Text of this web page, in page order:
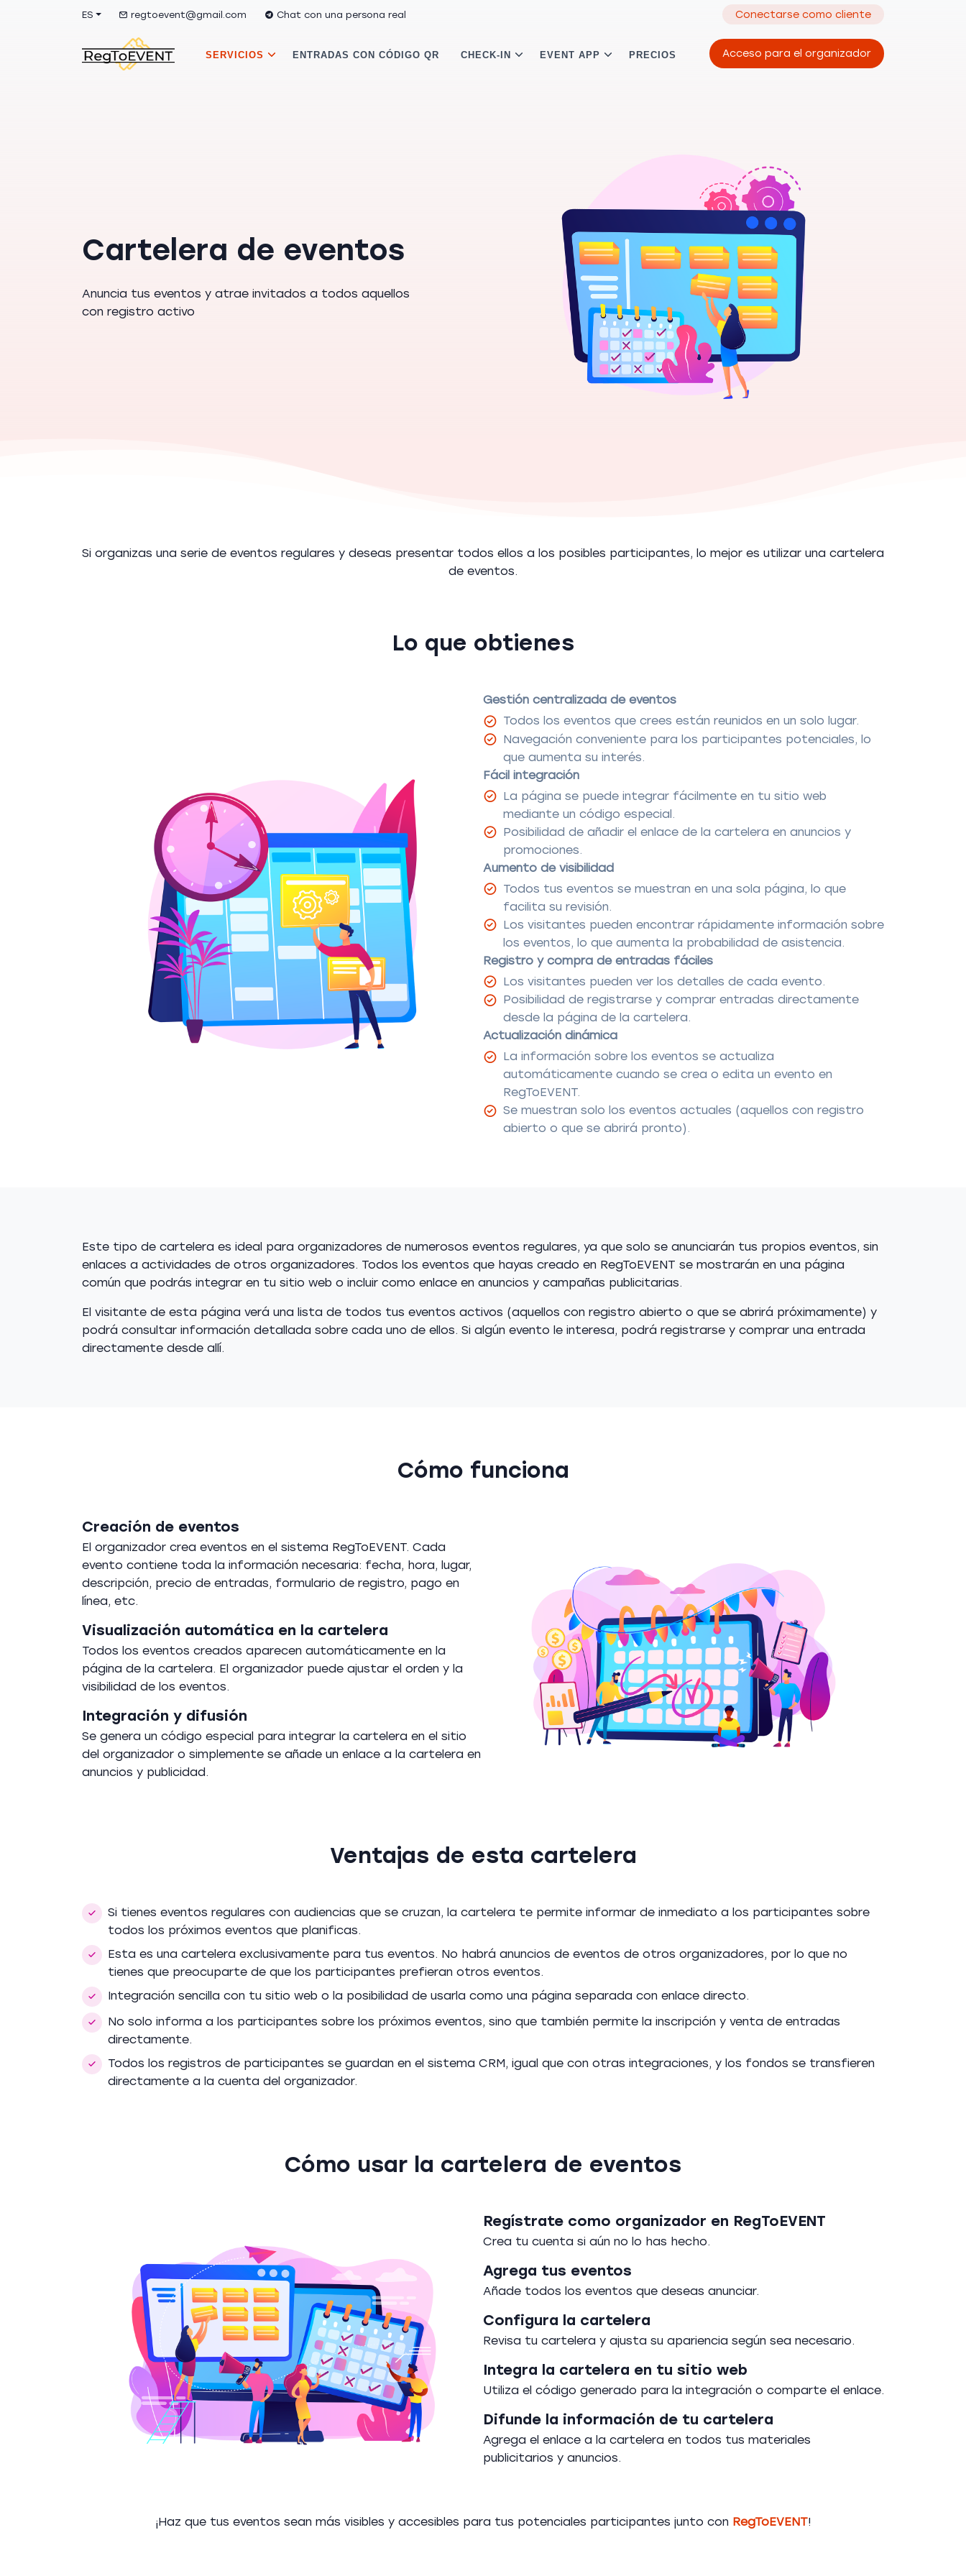
ES regtoevent@gmail.com Chat con una persona real Conectarse como cliente
Acceso para el organizador
SERVICIOS ENTRADAS CON CÓDIGO QR CHECK-IN EVENT APP PRECIOS
Cartelera de eventos
Anuncia tus eventos y atrae invitados a todos aquellos
con registro activo
Si organizas una serie de eventos regulares y deseas presentar todos ellos a los posibles participantes, lo mejor es utilizar una cartelera
de eventos.
Lo que obtienes
Gestión centralizada de eventos
Todos los eventos que crees están reunidos en un solo lugar.
Navegación conveniente para los participantes potenciales, lo
que aumenta su interés.
Fácil integración
La página se puede integrar fácilmente en tu sitio web
mediante un código especial.
Posibilidad de añadir el enlace de la cartelera en anuncios y
promociones.
Aumento de visibilidad
Todos tus eventos se muestran en una sola página, lo que
facilita su revisión.
Los visitantes pueden encontrar rápidamente información sobre
los eventos, lo que aumenta la probabilidad de asistencia.
Registro y compra de entradas fáciles
Los visitantes pueden ver los detalles de cada evento.
Posibilidad de registrarse y comprar entradas directamente
desde la página de la cartelera.
Actualización dinámica
La información sobre los eventos se actualiza
automáticamente cuando se crea o edita un evento en
RegToEVENT.
Se muestran solo los eventos actuales (aquellos con registro
abierto o que se abrirá pronto).
Este tipo de cartelera es ideal para organizadores de numerosos eventos regulares, ya que solo se anunciarán tus propios eventos, sin
enlaces a actividades de otros organizadores. Todos los eventos que hayas creado en RegToEVENT se mostrarán en una página
común que podrás integrar en tu sitio web o incluir como enlace en anuncios y campañas publicitarias.
El visitante de esta página verá una lista de todos tus eventos activos (aquellos con registro abierto o que se abrirá próximamente) y
podrá consultar información detallada sobre cada uno de ellos. Si algún evento le interesa, podrá registrarse y comprar una entrada
directamente desde allí.
Cómo funciona
Creación de eventos
El organizador crea eventos en el sistema RegToEVENT. Cada
evento contiene toda la información necesaria: fecha, hora, lugar,
descripción, precio de entradas, formulario de registro, pago en
línea, etc.
Visualización automática en la cartelera
Todos los eventos creados aparecen automáticamente en la
página de la cartelera. El organizador puede ajustar el orden y la
visibilidad de los eventos.
Integración y difusión
Se genera un código especial para integrar la cartelera en el sitio
del organizador o simplemente se añade un enlace a la cartelera en
anuncios y publicidad.
Ventajas de esta cartelera
Si tienes eventos regulares con audiencias que se cruzan, la cartelera te permite informar de inmediato a los participantes sobre
todos los próximos eventos que planificas.
Esta es una cartelera exclusivamente para tus eventos. No habrá anuncios de eventos de otros organizadores, por lo que no
tienes que preocuparte de que los participantes prefieran otros eventos.
Integración sencilla con tu sitio web o la posibilidad de usarla como una página separada con enlace directo.
No solo informa a los participantes sobre los próximos eventos, sino que también permite la inscripción y venta de entradas
directamente.
Todos los registros de participantes se guardan en el sistema CRM, igual que con otras integraciones, y los fondos se transfieren
directamente a la cuenta del organizador.
Cómo usar la cartelera de eventos
Regístrate como organizador en RegToEVENT
Crea tu cuenta si aún no lo has hecho.
Agrega tus eventos
Añade todos los eventos que deseas anunciar.
Configura la cartelera
Revisa tu cartelera y ajusta su apariencia según sea necesario.
Integra la cartelera en tu sitio web
Utiliza el código generado para la integración o comparte el enlace.
Difunde la información de tu cartelera
Agrega el enlace a la cartelera en todos tus materiales
publicitarios y anuncios.
¡Haz que tus eventos sean más visibles y accesibles para tus potenciales participantes junto con RegToEVENT!